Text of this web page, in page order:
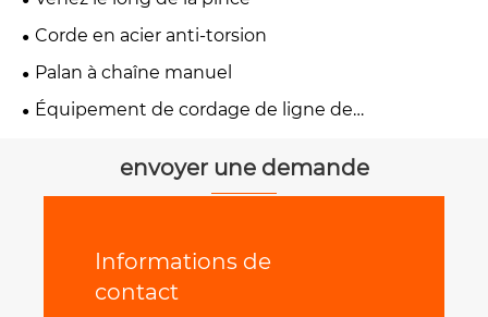
Corde en acier anti-torsion
Palan à chaîne manuel
Équipement de cordage de ligne de
envoyer une demande
Informations de
contact